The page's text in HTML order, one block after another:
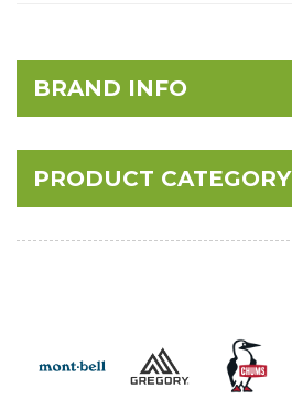
BRAND INFO
PRODUCT CATEGORY